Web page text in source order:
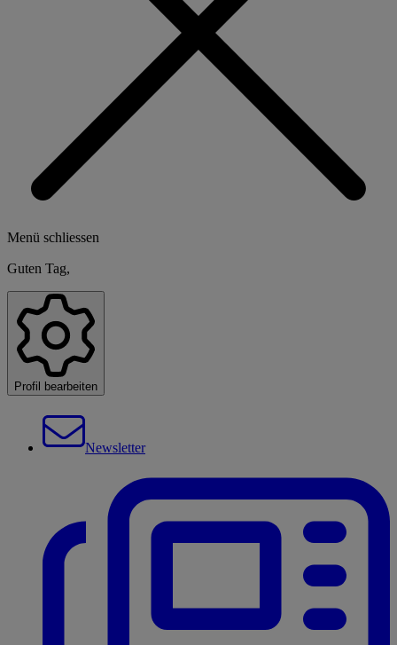
Menü schliessen
Guten Tag,
Profil bearbeiten
Newsletter